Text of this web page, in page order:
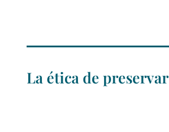
La ética de preservar